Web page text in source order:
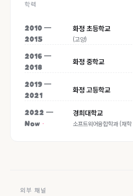
학력
2010 —
2015
화정 초등학교
(고양)
2016 —
2018
화정 중학교
2019 —
2021
화정 고등학교
2022 —
Now
경희대학교
소프트웨어융합학과 (재학
외부 채널